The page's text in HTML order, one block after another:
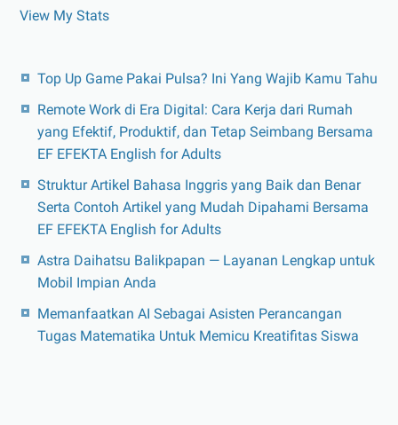
View My Stats
Top Up Game Pakai Pulsa? Ini Yang Wajib Kamu Tahu
Remote Work di Era Digital: Cara Kerja dari Rumah
yang Efektif, Produktif, dan Tetap Seimbang Bersama
EF EFEKTA English for Adults
Struktur Artikel Bahasa Inggris yang Baik dan Benar
Serta Contoh Artikel yang Mudah Dipahami Bersama
EF EFEKTA English for Adults
Astra Daihatsu Balikpapan — Layanan Lengkap untuk
Mobil Impian Anda
Memanfaatkan AI Sebagai Asisten Perancangan
Tugas Matematika Untuk Memicu Kreatifitas Siswa